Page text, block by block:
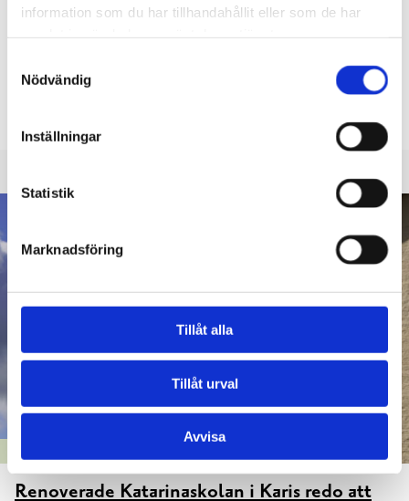
information som du har tillhandahållit eller som de har
Nödvändig
Inställningar
Statistik
Marknadsföring
Tillåt alla
Tillåt urval
Avvisa
29.09.2025
årsjubileumsfond senast 31.10.2025.
Fyra stipendier på 750 euro utdelas. Stipendier kan sökas av
Renoverade Katarinaskolan i Karis redo att